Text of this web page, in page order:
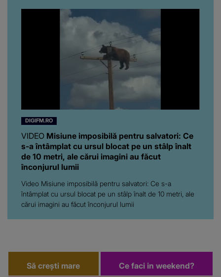
pe toți. De data aceasta,
”Poate că aveam să ne
spunem, să ne...”
DIGIFM.RO
VIDEO Misiune imposibilă pentru salvatori: Ce
s-a întâmplat cu ursul blocat pe un stâlp înalt
de 10 metri, ale cărui imagini au făcut
înconjurul lumii
Video Misiune imposibilă pentru salvatori: Ce s-a
întâmplat cu ursul blocat pe un stâlp înalt de 10 metri, ale
cărui imagini au făcut înconjurul lumii
Să crești mare Ce faci in weekend?